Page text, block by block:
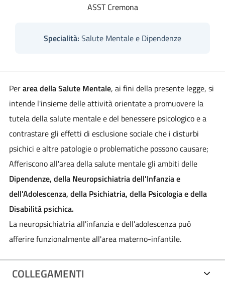
ASST Cremona
Specialità: Salute Mentale e Dipendenze
Perarea della Salute Mentale, ai fini della presente legge, si
intende l'insieme delle attività orientate a promuovere la
tutela della salute mentale e del benessere psicologico e a
contrastare gli effetti di esclusione sociale che i disturbi
psichici e altre patologie o problematiche possono causare;
Afferiscono all'area della salute mentale gli ambiti delle
Dipendenze, della Neuropsichiatria dell'Infanzia e
dell'Adolescenza, della Psichiatria, della Psicologia e della
Disabilità psichica.
La neuropsichiatria all'infanzia e dell'adolescenza può
afferire funzionalmente all'area materno-infantile.
COLLEGAMENTI